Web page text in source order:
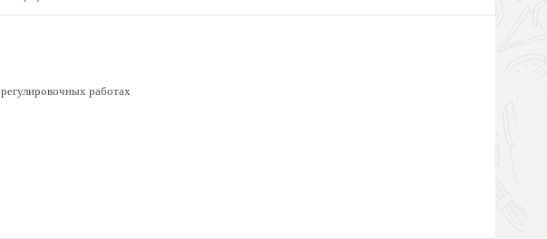
работах